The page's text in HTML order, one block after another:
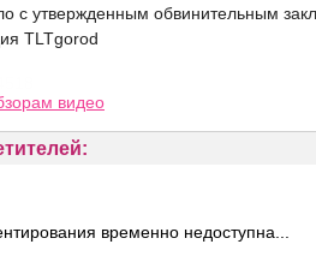
с утвержденным обвинительным
TLTgorod
видео
временно недоступна...